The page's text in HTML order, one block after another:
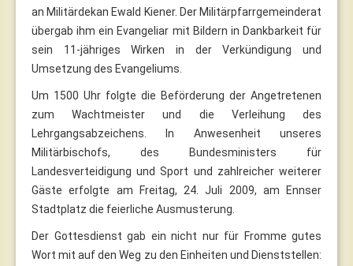
an Militärdekan Ewald Kiener. Der Militärpfarrgemeinderat
übergab ihm ein Evangeliar mit Bildern in Dankbarkeit für
sein 11-jähriges Wirken in der Verkündigung und
Umsetzung des Evangeliums.
Um 1500 Uhr folgte die Beförderung der Angetretenen
zum Wachtmeister und die Verleihung des
Lehrgangsabzeichens. In Anwesenheit unseres
Militärbischofs, des Bundesministers für
Landesverteidigung und Sport und zahlreicher weiterer
Gäste erfolgte am Freitag, 24. Juli 2009, am Ennser
Stadtplatz die feierliche Ausmusterung.
Der Gottesdienst gab ein nicht nur für Fromme gutes
Wort mit auf den Weg zu den Einheiten und Dienststellen: